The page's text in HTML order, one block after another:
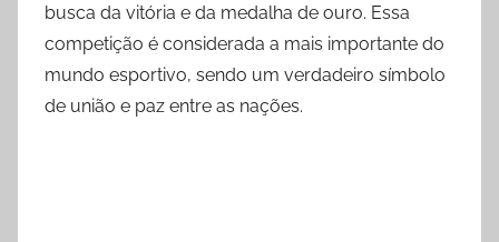
busca da vitória e da medalha de ouro. Essa
competição é considerada a mais importante do
mundo esportivo, sendo um verdadeiro símbolo
de união e paz entre as nações.